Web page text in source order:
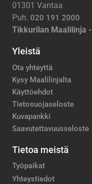
01301 Vantaa
Puh. 020 191 2000
Tikkurilan Maalilinja -
Yleistä
Ota yhteyttä
Kysy Maalilinjalta
Käyttöehdot
Tietosuojaseloste
Kuvapankki
Saavutettavuusseloste
Tietoa meistä
Työpaikat
Yhteystiedot